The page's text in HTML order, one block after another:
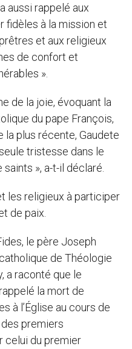
aussi rappelé aux
fidèles à la mission et
et aux religieux
de confort et
».
de la joie, évoquant la
du pape François,
la plus récente, Gaudete
tristesse dans le
», a-t-il déclaré.
les religieux à participer
de paix.
le père Joseph
de Théologie
a raconté que le
la mort de
à l’Église au cours de
premiers
celui du premier